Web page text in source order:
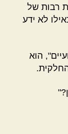
רבות של
לא ידע
הוא